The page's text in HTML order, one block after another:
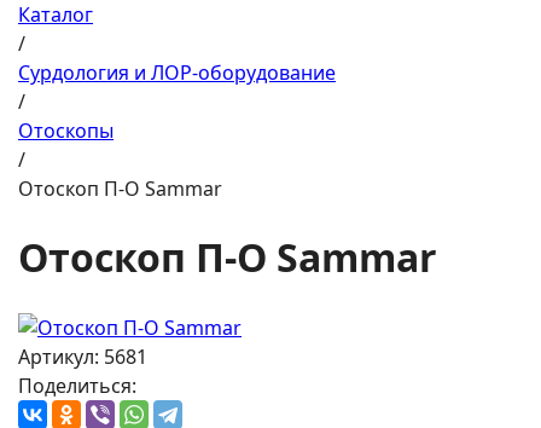
Каталог
/
Сурдология и ЛОР-оборудование
/
Отоскопы
/
Отоскоп П-О Sammar
Отоскоп П-О Sammar
Артикул: 5681
Поделиться: